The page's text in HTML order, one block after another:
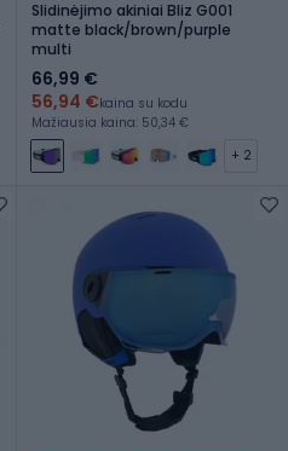
Slidinėjimo akiniai Bliz G001
matte black/brown/purple
multi
66,99 €
56,94 €kaina su kodu
Mažiausia kaina: 50,34 €
+ 2